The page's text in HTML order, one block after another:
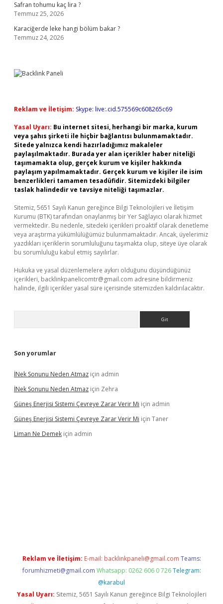
Safran tohumu kaç lira ?
Temmuz 25, 2026
Karaciğerde leke hangi bölüm bakar ?
Temmuz 24, 2026
Reklam ve İletişim: Skype: live:.cid.575569c608265c69
Yasal Uyarı: Bu internet sitesi, herhangi bir marka, kurum
veya şahıs şirketi ile hiçbir bağlantısı bulunmamaktadır.
Sitede yalnızca kendi hazırladığımız makaleler
paylaşılmaktadır. Burada yer alan içerikler haber niteliği
taşımamakta olup, gerçek kurum ve kişiler hakkında
paylaşım yapılmamaktadır. Gerçek kurum ve kişiler ile isim
benzerlikleri tamamen tesadüfidir. Sitemizdeki bilgiler
taslak halindedir ve tavsiye niteliği taşımazlar.
Sitemiz, 5651 Sayılı Kanun gereğince Bilgi Teknolojileri ve İletişim
Kurumu (BTK) tarafından onaylanmış bir Yer Sağlayıcı olarak hizmet
vermektedir. Bu nedenle, sitedeki içerikleri proaktif olarak denetleme
veya araştırma yükümlülüğümüz bulunmamaktadır. Ancak, üyelerimiz
yazdıkları içeriklerin sorumluluğunu taşımakta olup, siteye üye olarak
bu sorumluluğu kabul etmiş sayılırlar.
Hukuka ve yasal düzenlemelere aykırı olduğunu düşündüğünüz
içerikleri, backlinkpanelicomtr@gmail.com adresine bildirmeniz
halinde, ilgili içerikler yasal süre içerisinde sitemizden kaldırılacaktır.
Son yorumlar
İNek Sonunu Neden Atmaz için admin
İNek Sonunu Neden Atmaz için Zehra
Güneş Enerjisi Sistemi Çevreye Zarar Verir Mi için admin
Güneş Enerjisi Sistemi Çevreye Zarar Verir Mi için Taner
Liman Ne Demek için admin
Reklam ve İletişim: E-mail: backlinkpaneli@gmail.com Teams:
forumhizmeti@gmail.com Whatsapp: 0262 606 0 726 Telegram:
@karabul
Yasal Uyarı: Sitemiz, 5651 Sayılı Kanun gereğince Bilgi Teknolojileri